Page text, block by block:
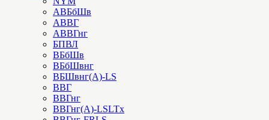
АВБбШв
АВВГ
АВВГнг
БПВЛ
ВБбШв
ВБбШвнг
ВБШвнг(А)-LS
ВВГ
ВВГнг
ВВГнг(А)-LSLTx